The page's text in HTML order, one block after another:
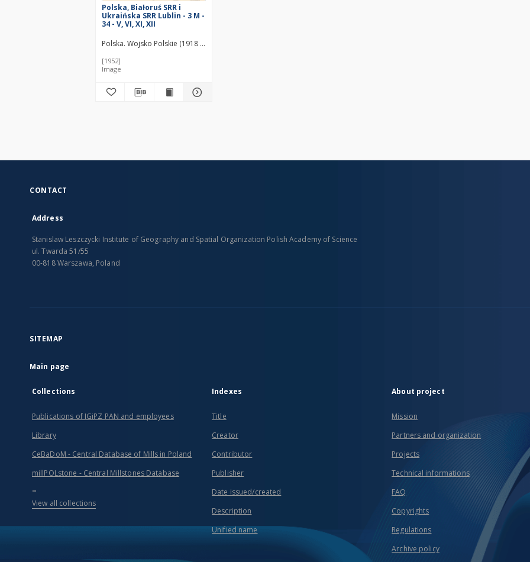
Polska, Białoruś SRR i
Ukraińska SRR Lublin - 3 M -
34 - V, VI, XI, XII
Polska. Wojsko Polskie (1918 - 1939). Sztab Generalny. Instytucja sprawcza. Wydawca
[1952]
Image
CONTACT
Address
Stanislaw Leszczycki Institute of Geography and Spatial Organization Polish Academy of Science
ul. Twarda 51/55
00-818 Warszawa, Poland
SITEMAP
Main page
Collections
Publications of IGiPZ PAN and employees
Library
CeBaDoM - Central Database of Mills in Poland
millPOLstone - Central Millstones Database
...
View all collections
Indexes
Title
Creator
Contributor
Publisher
Date issued/created
Description
Unified name
About project
Mission
Partners and organization
Projects
Technical informations
FAQ
Copyrights
Regulations
Archive policy